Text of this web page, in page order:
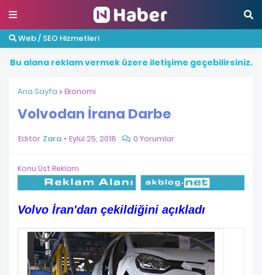
Web / SEO Hizmetleri
Bu alana reklamvermek üzere iletişime geçebilirsiniz.
Ana Sayfa Ekonomi
Volvodan İrana Darbe
Editör Zara Eylül 25, 2018 0 Yorumlar
Konu Üst Reklam
Volvo İran'dan çekildiğini açıkladı